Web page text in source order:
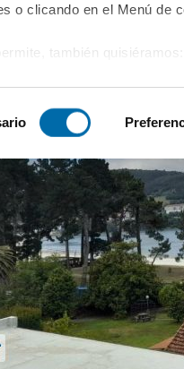
o clicando en el Menú de
también quisiéramos:
su dispositivo
más información sobre
en la sección de
Declaración de cookies.
de este sitio web se
sociales y analizar el
con nuestros partners de
con otra información
hecho de sus servicios.